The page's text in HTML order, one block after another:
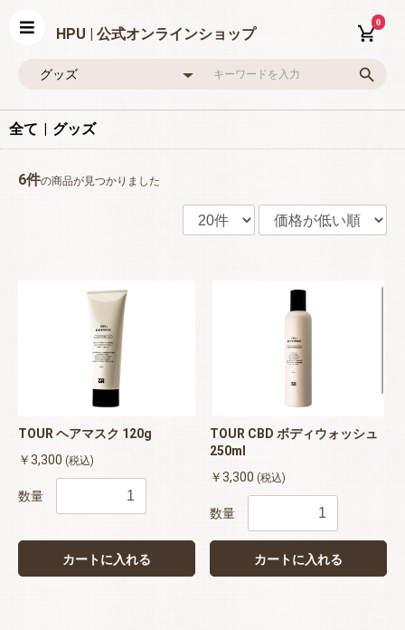
HPU | 公式オンラインショップ
0
全て | グッズ
6件の商品が見つかりました
TOUR ヘアマスク 120g
￥3,300 (税込)
数量
カートに入れる
TOUR CBD ボディウォッシュ
250ml
￥3,300 (税込)
数量
カートに入れる